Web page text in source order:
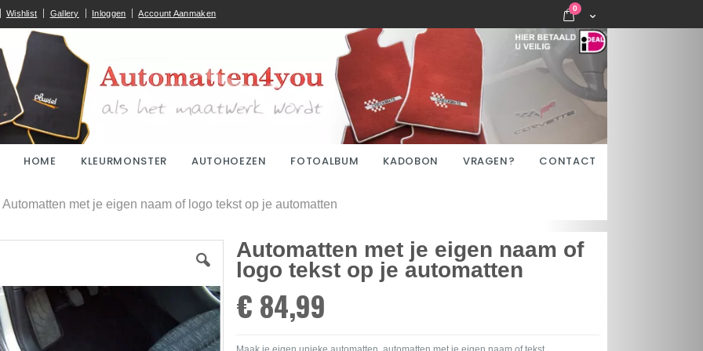
Wishlist Gallery Inloggen Account Aanmaken Cart
0 items
HOME KLEURMONSTER AUTOHOEZEN FOTOALBUM KADOBON VRAGEN? CONTACT
Automatten met je eigen naam of logo tekst op je automatten
Automatten met je eigen naam of
logo tekst op je automatten
€ 84,99